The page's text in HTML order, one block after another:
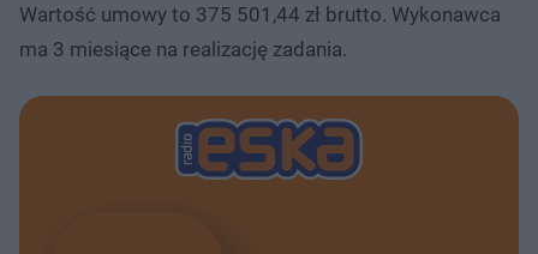
Wartość umowy to 375 501,44 zł brutto. Wykonawca
ma 3 miesiące na realizację zadania.